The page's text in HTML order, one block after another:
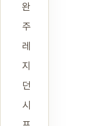
완
주
레
지
던
시